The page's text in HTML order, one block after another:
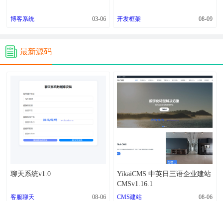
博客系统 03-06 开发框架 08-09
最新源码
聊天系统v1.0
客服聊天 08-06
YikaiCMS 中英日三语企业建站
CMSv1.16.1
CMS建站 08-06